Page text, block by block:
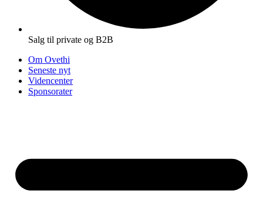
Salg til private og B2B
Om Ovethi
Seneste nyt
Videncenter
Sponsorater